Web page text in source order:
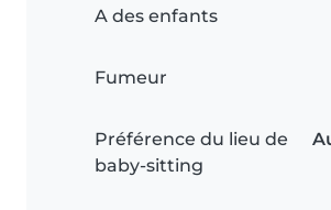
A des enfants
Fumeur
Préférence du lieu de
baby-sitting